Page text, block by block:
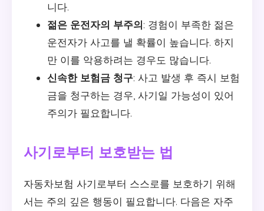
니다.
젊은 운전자의 부주의: 경험이 부족한 젊은
운전자가 사고를 낼 확률이 높습니다. 하지
만 이를 악용하려는 경우도 많습니다.
신속한 보험금 청구: 사고 발생 후 즉시 보험
금을 청구하는 경우, 사기일 가능성이 있어
주의가 필요합니다.
사기로부터 보호받는 법
자동차보험 사기로부터 스스로를 보호하기 위해
서는 주의 깊은 행동이 필요합니다. 다음은 자주